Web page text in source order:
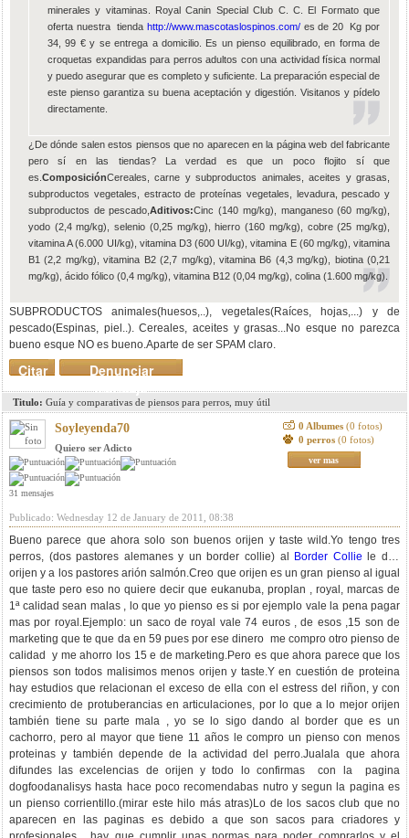
minerales y vitaminas. Royal Canin Special Club C. C. El Formato que
oferta nuestra tienda http://www.mascotaslospinos.com/es de 20 Kg por
34, 99 € y se entrega a domicilio. Es un pienso equilibrado, en forma de
croquetas expandidas para perros adultos con una actividad física normal
y puedo asegurar que es completo y suficiente. La preparación especial de
este pienso garantiza su buena aceptación y digestión. Visitanos y pídelo
directamente.
¿De dónde salen estos piensos que no aparecen en la página web del fabricante
pero sí en las tiendas? La verdad es que un poco flojito sí que
es. ComposiciónCereales, carne y subproductos animales, aceites y grasas,
subproductos vegetales, estracto de proteínas vegetales, levadura, pescado y
subproductos de pescado,Aditivos:Cinc (140 mg/kg), manganeso (60 mg/kg),
yodo (2,4 mg/kg), selenio (0,25 mg/kg), hierro (160 mg/kg), cobre (25 mg/kg),
vitamina A (6.000 UI/kg), vitamina D3 (600 UI/kg), vitamina E (60 mg/kg), vitamina
B1 (2,2 mg/kg), vitamina B2 (2,7 mg/kg), vitamina B6 (4,3 mg/kg), biotina (0,21
mg/kg), ácido fólico (0,4 mg/kg), vitamina B12 (0,04 mg/kg), colina (1.600 mg/kg).
SUBPRODUCTOS animales(huesos,..), vegetales(Raíces, hojas,...) y de
pescado(Espinas, piel..). Cereales, aceites y grasas...No esque no parezca
bueno esque NO es bueno.Aparte de ser SPAM claro.
Denunciar
mensaje
Citar
Titulo: Guía y comparativas de piensos para perros, muy útil
Soyleyenda70
Quiero ser Adicto
31 mensajes
0 Albumes (0 fotos)
0 perros (0 fotos)
ver mas
Publicado: Wednesday 12 de January de 2011, 08:38
Bueno parece que ahora solo son buenos orijen y taste wild.Yo tengo tres
perros, (dos pastores alemanes y un border collie) al
Border Collie le doy
orijen y a los pastores arión salmón.Creo que orijen es un gran pienso al igual
que taste pero eso no quiere decir que eukanuba, proplan , royal, marcas de
1ª calidad sean malas , lo que yo pienso es si por ejemplo vale la pena pagar
mas por royal.Ejemplo: un saco de royal vale 74 euros , de esos ,15 son de
marketing que te que da en 59 pues por ese dinero me compro otro pienso de
calidad y me ahorro los 15 e de marketing.Pero es que ahora parece que los
piensos son todos malisimos menos orijen y taste.Y en cuestión de proteina
hay estudios que relacionan el exceso de ella con el estress del riñon, y con
crecimiento de protuberancias en articulaciones, por lo que a lo mejor orijen
también tiene su parte mala , yo se lo sigo dando al border que es un
cachorro, pero al mayor que tiene 11 años le compro un pienso con menos
proteinas y también depende de la actividad del perro.Jualala que ahora
difundes las excelencias de orijen y todo lo confirmas con la pagina
dogfoodanalisys hasta hace poco recomendabas nutro y segun la pagina es
un pienso corrientillo.(mirar este hilo más atras)Lo de los sacos club que no
aparecen en las paginas es debido a que son sacos para criadores y